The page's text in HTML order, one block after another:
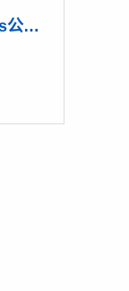
美国Micro Electronics公司 Soft-Strip® MS-4T-18S-31-FS 单芯热剥钳